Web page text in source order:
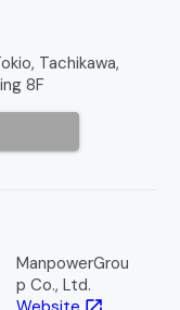
Tachikawa,
8F
ManpowerGrou
p Co., Ltd.